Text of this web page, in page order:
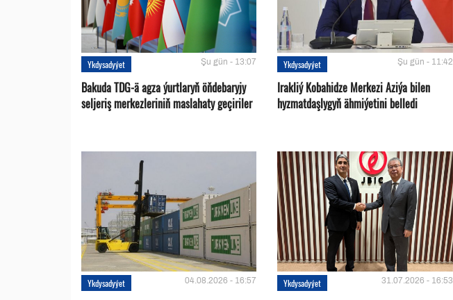
Ykdysadyýet Şu gün - 13:07
Bakuda TDG-ä agza ýurtlaryň öňdebaryjy
seljeriş merkezleriniň maslahaty geçiriler
Ykdysadyýet Şu gün - 11:42
Irakliý Kobahidze Merkezi Aziýa bilen
hyzmatdaşlygyň ähmiýetini belledi
Ykdysadyýet 04.08.2026 - 16:57 Ykdysadyýet 31.07.2026 - 16:53